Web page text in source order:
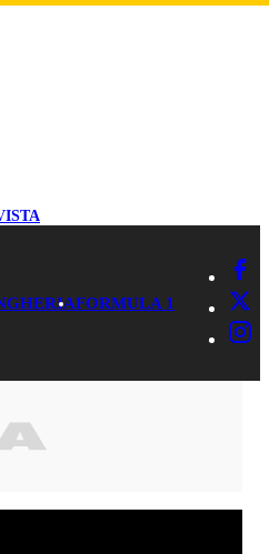
FORMULA 1